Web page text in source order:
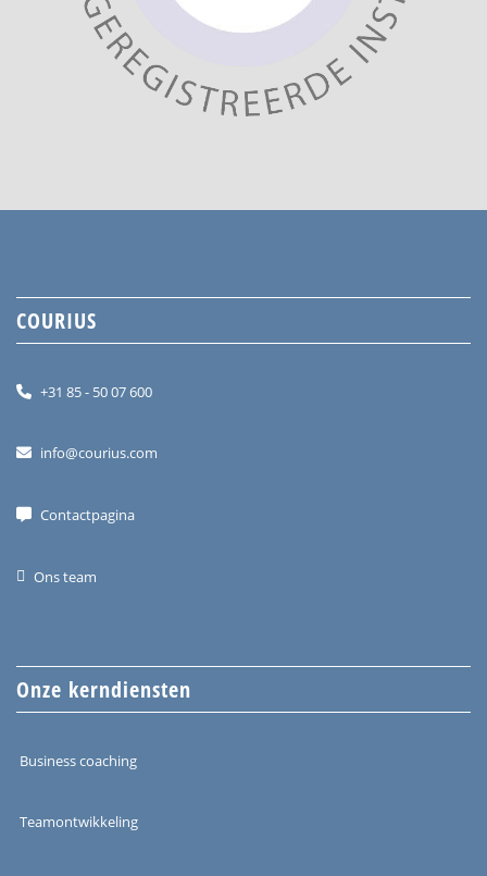
COURIUS
+31 85 - 50 07 600
info@courius.com
Contactpagina
Ons team
Onze kerndiensten
Business coaching
Teamontwikkeling